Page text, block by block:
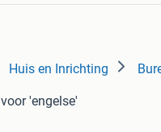
Huis en Inrichting
voor 'engelse'